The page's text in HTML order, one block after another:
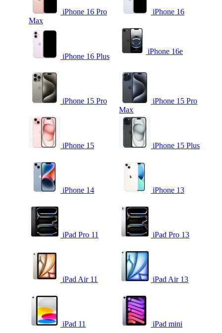
iPhone 16 Pro
Max
iPhone 16
iPhone 16 Plus
iPhone 16e
iPhone 15 Pro
iPhone 15 Pro
Max
iPhone 15 iPhone 15 Plus
iPhone 14 iPhone 13
iPad Pro 11 iPad Pro 13
iPad Air 11 iPad Air 13
iPad 11 iPad mini